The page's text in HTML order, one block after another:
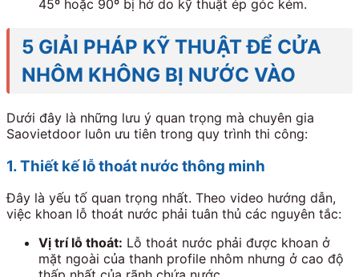
45º hoặc 90º bị hở do kỹ thuật ép góc kém.
5 GIẢI PHÁP KỸ THUẬT ĐỂ CỬA
NHÔM KHÔNG BỊ NƯỚC VÀO
Dưới đây là những lưu ý quan trọng mà chuyên gia
Saovietdoor luôn ưu tiên trong quy trình thi công:
1. Thiết kế lỗ thoát nước thông minh
Đây là yếu tố quan trọng nhất. Theo video hướng dẫn,
việc khoan lỗ thoát nước phải tuân thủ các nguyên tắc:
Vị trí lỗ thoát: Lỗ thoát nước phải được khoan ở
mặt ngoài của thanh profile nhôm nhưng ở cao độ